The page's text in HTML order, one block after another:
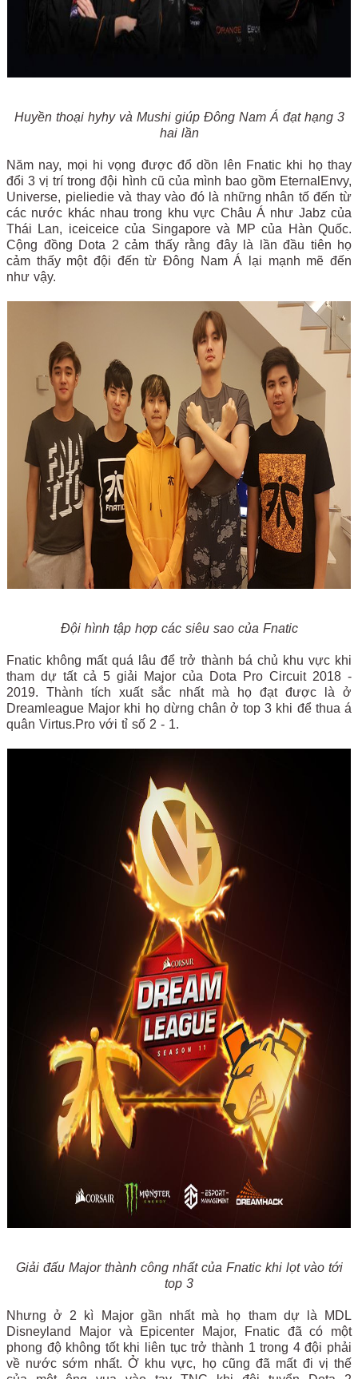
Huyền thoại hyhy và Mushi giúp Đông Nam Á đạt hạng 3
hai lần
Năm nay, mọi hi vọng được đổ dồn lên Fnatic khi họ thay
đổi 3 vị trí trong đội hình cũ của mình bao gồm EternalEnvy,
Universe, pieliedie và thay vào đó là những nhân tố đến từ
các nước khác nhau trong khu vực Châu Á như Jabz của
Thái Lan, iceiceice của Singapore và MP của Hàn Quốc.
Cộng đồng Dota 2 cảm thấy rằng đây là lần đầu tiên họ
cảm thấy một đội đến từ Đông Nam Á lại mạnh mẽ đến
như vậy.
Đội hình tập hợp các siêu sao của Fnatic
Fnatic không mất quá lâu để trở thành bá chủ khu vực khi
tham dự tất cả 5 giải Major của Dota Pro Circuit 2018 -
2019. Thành tích xuất sắc nhất mà họ đạt được là ở
Dreamleague Major khi họ dừng chân ở top 3 khi để thua á
quân Virtus.Pro với tỉ số 2 - 1.
Giải đấu Major thành công nhất của Fnatic khi lọt vào tới
top 3
Nhưng ở 2 kì Major gần nhất mà họ tham dự là MDL
Disneyland Major và Epicenter Major, Fnatic đã có một
phong độ không tốt khi liên tục trở thành 1 trong 4 đội phải
về nước sớm nhất. Ở khu vực, họ cũng đã mất đi vị thế